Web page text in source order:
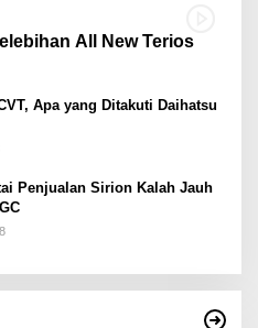
All New Terios
Apa yang Ditakuti Daihatsu
Penjualan Sirion Kalah Jauh